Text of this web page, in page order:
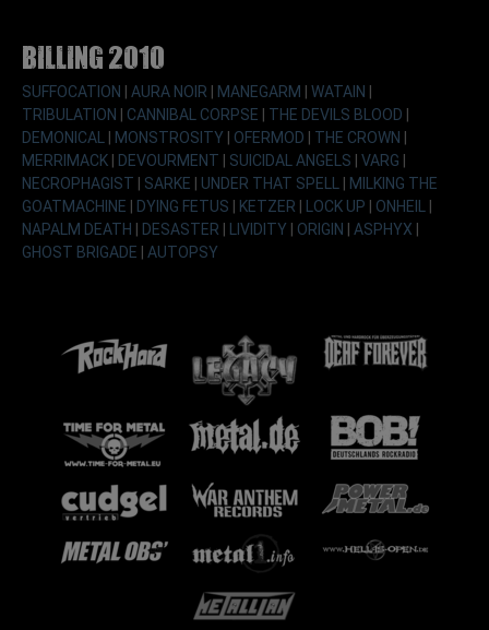
Billing 2010
SUFFOCATION AURA NOIR MANEGARM WATAIN
TRIBULATION
CANNIBAL CORPSE THE DEVILS BLOOD
DEMONICAL
MONSTROSITY OFERMOD THE CROWN
MERRIMACK
DEVOURMENT SUICIDAL ANGELS VARG
NECROPHAGIST
SARKE UNDER THAT SPELL
MILKING THE
GOATMACHINE
DYING FETUS KETZER LOCK UP ONHEIL
NAPALM DEATH
DESASTER LIVIDITY ORIGIN ASPHYX
GHOST BRIGADE
AUTOPSY